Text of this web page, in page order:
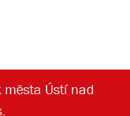
Ústí nad